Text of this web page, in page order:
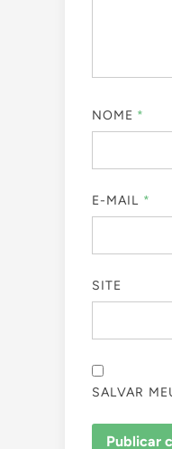
NOME *
E-MAIL *
SITE
SALVAR